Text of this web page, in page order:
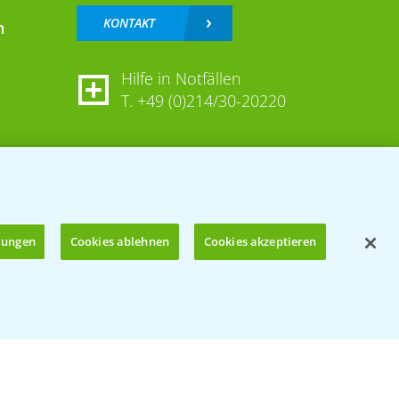
KONTAKT
Hilfe in Notfällen
T. +49 (0)214/30-20220
Cookies ablehnen Cookies akzeptieren